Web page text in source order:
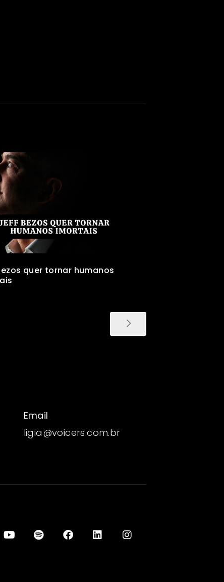
quer tornar humanos
Email
ligia@voicers.com.br